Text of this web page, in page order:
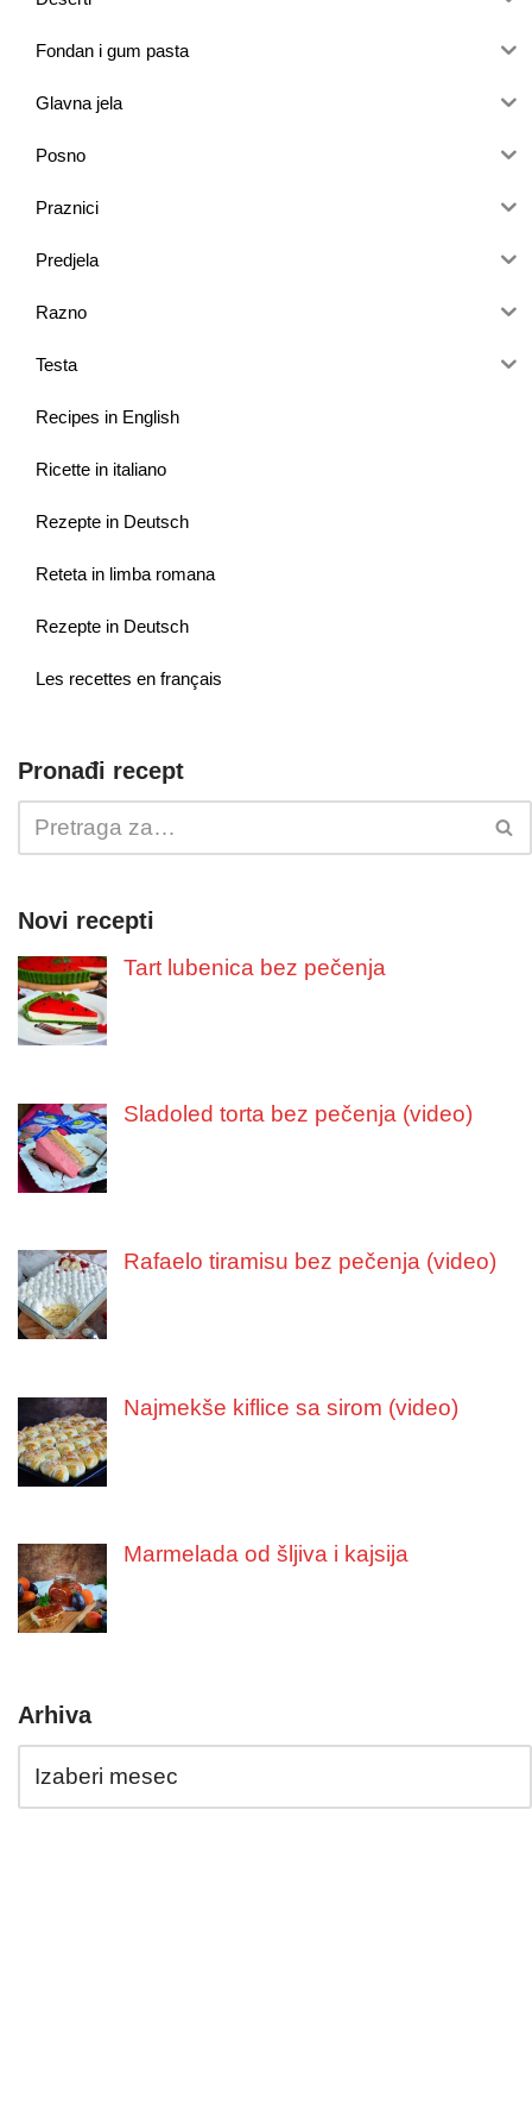
Fondan i gum pasta
Glavna jela
Posno
Praznici
Predjela
Razno
Testa
Recipes in English
Ricette in italiano
Rezepte in Deutsch
Reteta in limba romana
Rezepte in Deutsch
Les recettes en français
Pronađi recept
Novi recepti
Tart lubenica bez pečenja
Sladoled torta bez pečenja (video)
Rafaelo tiramisu bez pečenja (video)
Najmekše kiflice sa sirom (video)
Marmelada od šljiva i kajsija
Arhiva